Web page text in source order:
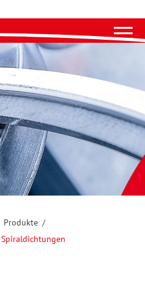
Produkte /
Spiraldichtungen